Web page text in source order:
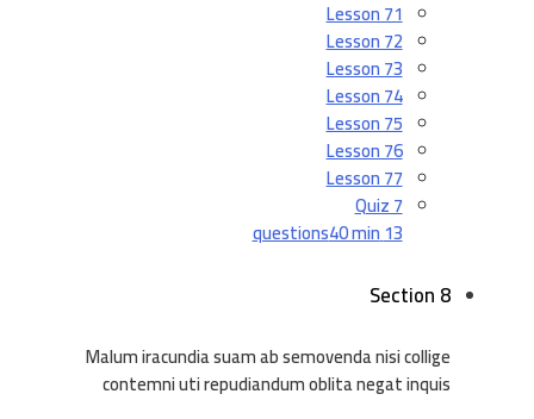
Lesson 71
Lesson 72
Lesson 73
Lesson 74
Lesson 75
Lesson 76
Lesson 77
Quiz 7
13 questions
40 min
Section 8
Malum iracundia suam ab semovenda nisi collige
contemni uti repudiandum oblita negat inquis